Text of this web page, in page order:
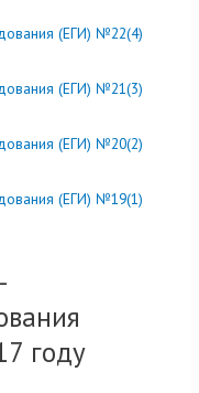
(ЕГИ) №22(4)
(ЕГИ) №21(3)
(ЕГИ) №20(2)
(ЕГИ) №19(1)
году